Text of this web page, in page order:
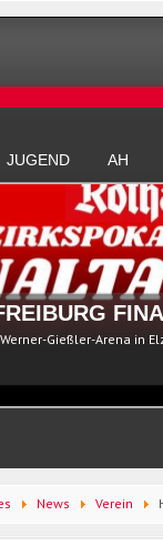
JUGEND AH
Gießler-Arena in
News Verein